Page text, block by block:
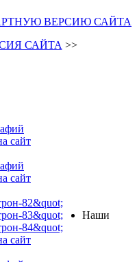
ВЕРСИЮ САЙТА
САЙТА >>
сайт
сайт
82&quot;
83&quot;
84&quot;
сайт
Наши